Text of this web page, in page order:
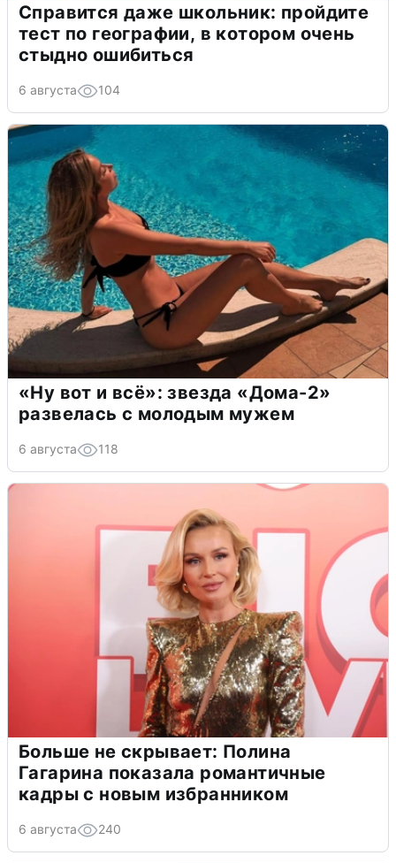
Справится даже школьник: пройдите
тест по географии, в котором очень
стыдно ошибиться
6 августа 104
«Ну вот и всё»: звезда «Дома-2»
развелась с молодым мужем
6 августа 118
Больше не скрывает: Полина
Гагарина показала романтичные
кадры с новым избранником
6 августа 240